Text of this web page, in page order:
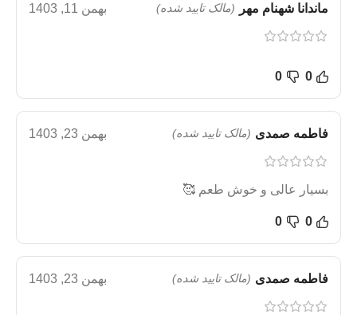
ماندانا شهنام مهر (مالک تایید شده) بهمن 11, 1403
0
0
فاطمه صمدی (مالک تایید شده) بهمن 23, 1403
بسیار عالی و خوش طعم 🥰
0
0
فاطمه صمدی (مالک تایید شده) بهمن 23, 1403